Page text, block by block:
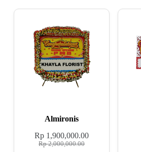
Almironis
Rp2,000,000.00
Rp1,900,000.00